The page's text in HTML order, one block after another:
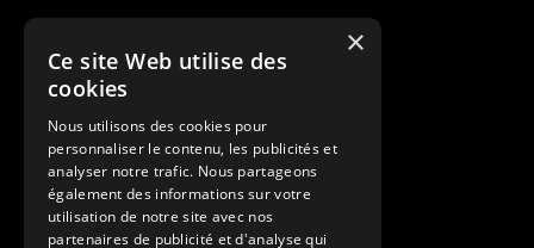
Cash Back
Pour les fratries
Facebook Supernova
Instagram Supernova
Colonie de vacances SUPERNOVA
×
Ce site Web utilise des
cookies
Nous utilisons des cookies pour
personnaliser le contenu, les publicités et
analyser notre trafic. Nous partageons
également des informations sur votre
utilisation de notre site avec nos
partenaires de publicité et d'analyse qui